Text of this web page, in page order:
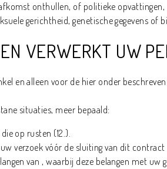
onthullen, of politieke
gerichtheid, genetische gegevens of
VERWERKT UW
en alleen voor de hier onder
situaties, meer bepaald:
op rusten (12.).
verzoek vóór de sluiting van dit contract
van , waarbij deze belangen met